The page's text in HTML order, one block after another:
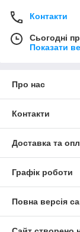
Контакти
Сьогодні
Показати
Про нас
Контакти
Доставка та
Графік роботи
Повна версія